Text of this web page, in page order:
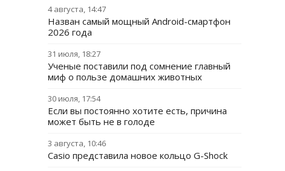
4 августа, 14:47
Назван самый мощный Android-смартфон
2026 года
31 июля, 18:27
Ученые поставили под сомнение главный
миф о пользе домашних животных
30 июля, 17:54
Если вы постоянно хотите есть, причина
может быть не в голоде
3 августа, 10:46
Casio представила новое кольцо G-Shock